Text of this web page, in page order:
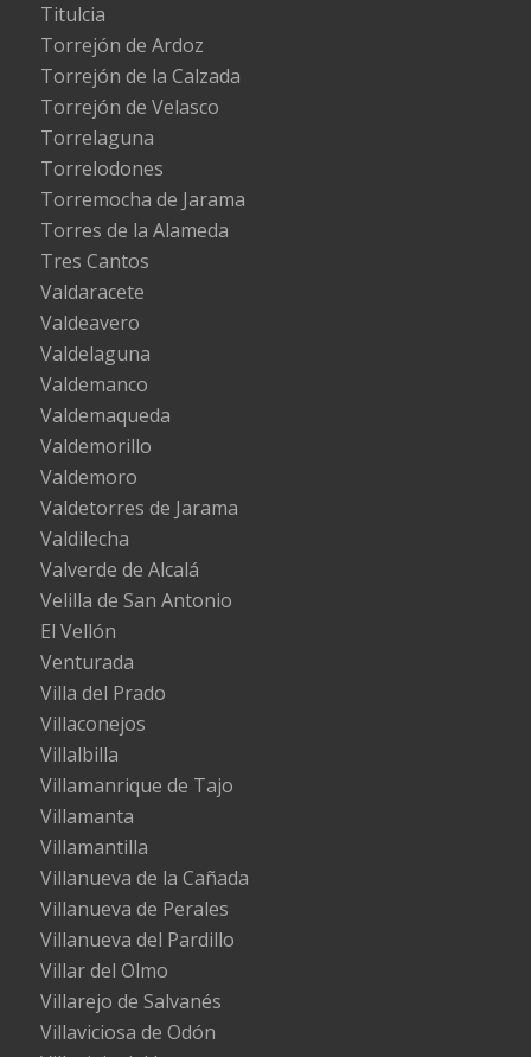
Titulcia
Torrejón de Ardoz
Torrejón de la Calzada
Torrejón de Velasco
Torrelaguna
Torrelodones
Torremocha de Jarama
Torres de la Alameda
Tres Cantos
Valdaracete
Valdeavero
Valdelaguna
Valdemanco
Valdemaqueda
Valdemorillo
Valdemoro
Valdetorres de Jarama
Valdilecha
Valverde de Alcalá
Velilla de San Antonio
El Vellón
Venturada
Villa del Prado
Villaconejos
Villalbilla
Villamanrique de Tajo
Villamanta
Villamantilla
Villanueva de la Cañada
Villanueva de Perales
Villanueva del Pardillo
Villar del Olmo
Villarejo de Salvanés
Villaviciosa de Odón